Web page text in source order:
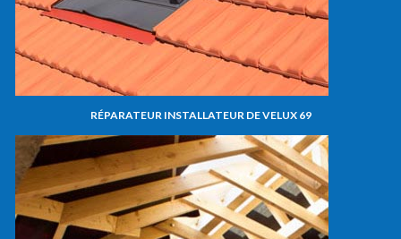
RÉPARATEUR INSTALLATEUR DE VELUX 69